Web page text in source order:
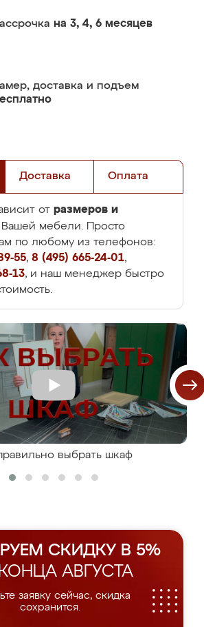
на 3, 4, 6 месяцев
доставка и подъем
Доставка Оплата
от размеров и
Вашей мебели. Просто
по любому из телефонов:
55, 8 (495) 665-24-01,
13, и наш менеджер быстро
выбрать шкаф
СКИДКУ В 5%
АВГУСТА
заявку сейчас, скидка
сохранится.